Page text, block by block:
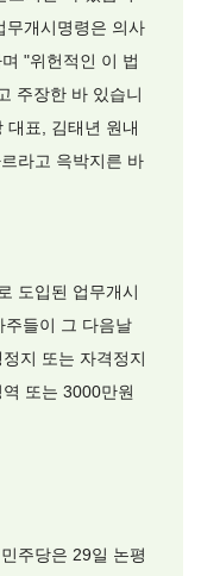
무개시명령은 의사
"위헌적인 이 법
주장한 바 있습니
대표, 김태년 원내
라고 윽박지른 바
도입된 업무개시
주들이 그 다음날
지 또는 자격정지
또는 3000만원
주당은 29일 논평